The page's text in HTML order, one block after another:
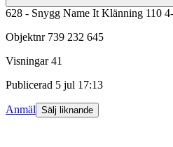
628 - Snygg Name It Klänning 110
Objektnr 739 232 645
Visningar 41
Publicerad 5 jul 17:13
Anmäl Sälj liknande